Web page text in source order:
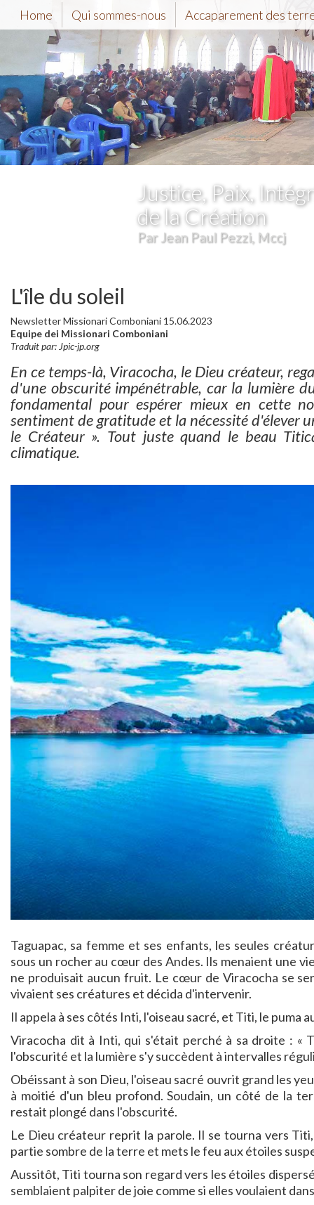
Home Qui sommes-nous Accaparement des
Justice, Paix,
de la Création
Par Jean Paul Pezzi, Mccj
L'île du soleil
Newsletter Missionari Comboniani 15.06.2023
Equipe dei Missionari Comboniani
Traduit par: Jpic-jp.org
En ce temps-là, Viracocha, le Dieu créateur,
d'une obscurité impénétrable, car la lumière
fondamental pour espérer mieux en cette
sentiment de gratitude et la nécessité d'élever
le Créateur ». Tout juste quand le beau
climatique.
Taguapac, sa femme et ses enfants, les seules
sous un rocher au cœur des Andes. Ils menaient une
ne produisait aucun fruit. Le cœur de Viracocha se
vivaient ses créatures et décida d'intervenir.
Il appela à ses côtés Inti, l'oiseau sacré, et Titi, le puma
Viracocha dit à Inti, qui s'était perché à sa droite :
l'obscurité et la lumière s'y succèdent à intervalles
Obéissant à son Dieu, l'oiseau sacré ouvrit grand les
à moitié d'un bleu profond. Soudain, un côté de la
restait plongé dans l'obscurité.
Le Dieu créateur reprit la parole. Il se tourna vers
partie sombre de la terre et mets le feu aux étoiles
Aussitôt, Titi tourna son regard vers les étoiles
semblaient palpiter de joie comme si elles voulaient